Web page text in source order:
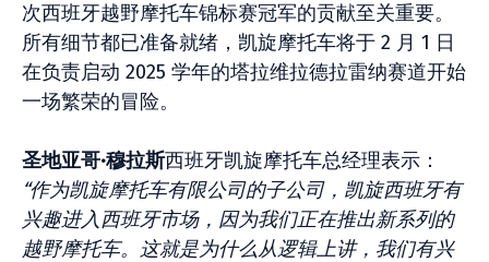
次西班牙越野摩托车锦标赛冠军的贡献至关重要。
所有细节都已准备就绪，凯旋摩托车将于 2 月 1 日
在负责启动 2025 学年的塔拉维拉德拉雷纳赛道开始
一场繁荣的冒险。
圣地亚哥·穆拉斯西班牙凯旋摩托车总经理表示：
“作为凯旋摩托车有限公司的子公司，凯旋西班牙有
兴趣进入西班牙市场，因为我们正在推出新系列的
越野摩托车。这就是为什么从逻辑上讲，我们有兴